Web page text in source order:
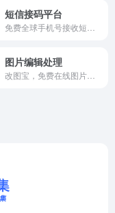
短信接码平台
图片编辑处理